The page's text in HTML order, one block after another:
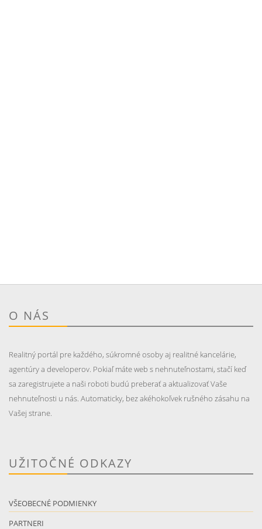
O NÁS
Realitný portál pre každého, súkromné osoby aj realitné kancelárie,
agentúry a developerov. Pokiaľ máte web s nehnuteľnostami, stačí keď
sa zaregistrujete a naši roboti budú preberať a aktualizovať Vaše
nehnuteľnosti u nás. Automaticky, bez akéhokoľvek rušného zásahu na
Vašej strane.
UŽITOČNÉ ODKAZY
VŠEOBECNÉ PODMIENKY
PARTNERI